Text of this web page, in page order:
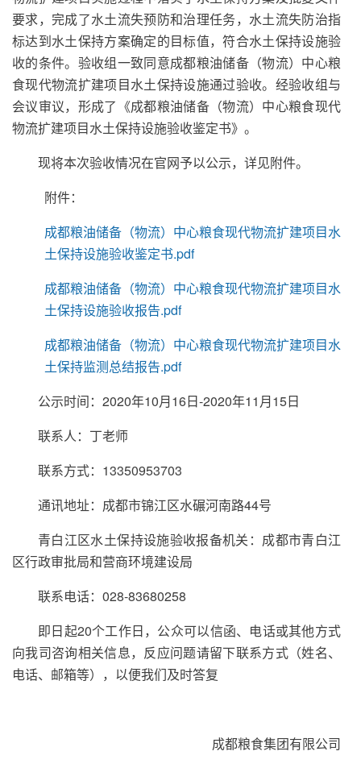
要求，完成了水土流失预防和治理任务，水土流失防治指
标达到水土保持方案确定的目标值，符合水土保持设施验
收的条件。验收组一致同意成都粮油储备（物流）中心粮
食现代物流扩建项目水土保持设施通过验收。经验收组与
会议审议，形成了《成都粮油储备（物流）中心粮食现代
物流扩建项目水土保持设施验收鉴定书》。
现将本次验收情况在官网予以公示，详见附件。
附件：
成都粮油储备（物流）中心粮食现代物流扩建项目水
土保持设施验收鉴定书.pdf
成都粮油储备（物流）中心粮食现代物流扩建项目水
土保持设施验收报告.pdf
成都粮油储备（物流）中心粮食现代物流扩建项目水
土保持监测总结报告.pdf
公示时间：2020年10月16日-2020年11月15日
联系人：丁老师
联系方式：13350953703
通讯地址：成都市锦江区水碾河南路44号
青白江区水土保持设施验收报备机关：成都市青白江
区行政审批局和营商环境建设局
联系电话：028-83680258
即日起20个工作日，公众可以信函、电话或其他方式
向我司咨询相关信息，反应问题请留下联系方式（姓名、
电话、邮箱等），以便我们及时答复
成都粮食集团有限公司